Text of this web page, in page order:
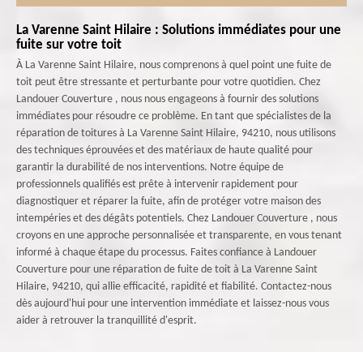
La Varenne Saint Hilaire : Solutions immédiates pour une
fuite sur votre toit
À La Varenne Saint Hilaire, nous comprenons à quel point une fuite de
toit peut être stressante et perturbante pour votre quotidien. Chez
Landouer Couverture , nous nous engageons à fournir des solutions
immédiates pour résoudre ce problème. En tant que spécialistes de la
réparation de toitures à La Varenne Saint Hilaire, 94210, nous utilisons
des techniques éprouvées et des matériaux de haute qualité pour
garantir la durabilité de nos interventions. Notre équipe de
professionnels qualifiés est prête à intervenir rapidement pour
diagnostiquer et réparer la fuite, afin de protéger votre maison des
intempéries et des dégâts potentiels. Chez Landouer Couverture , nous
croyons en une approche personnalisée et transparente, en vous tenant
informé à chaque étape du processus. Faites confiance à Landouer
Couverture pour une réparation de fuite de toit à La Varenne Saint
Hilaire, 94210, qui allie efficacité, rapidité et fiabilité. Contactez-nous
dès aujourd'hui pour une intervention immédiate et laissez-nous vous
aider à retrouver la tranquillité d'esprit.